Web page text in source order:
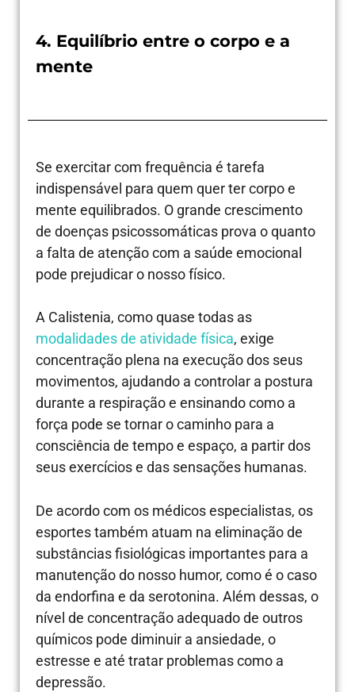
4. Equilíbrio entre o corpo e a
mente
Se exercitar com frequência é tarefa
indispensável para quem quer ter corpo e
mente equilibrados. O grande crescimento
de doenças psicossomáticas prova o quanto
a falta de atenção com a saúde emocional
pode prejudicar o nosso físico.
A Calistenia, como quase todas as
modalidades de atividade física, exige
concentração plena na execução dos seus
movimentos, ajudando a controlar a postura
durante a respiração e ensinando como a
força pode se tornar o caminho para a
consciência de tempo e espaço, a partir dos
seus exercícios e das sensações humanas.
De acordo com os médicos especialistas, os
esportes também atuam na eliminação de
substâncias fisiológicas importantes para a
manutenção do nosso humor, como é o caso
da endorfina e da serotonina. Além dessas, o
nível de concentração adequado de outros
químicos pode diminuir a ansiedade, o
estresse e até tratar problemas como a
depressão.